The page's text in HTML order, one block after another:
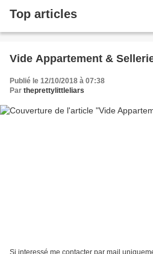
Top articles
Vide Appartement &
Publié le 12/10/2018 à 07:38
Par theprettylittleliars
Si interessé me contacter par mail